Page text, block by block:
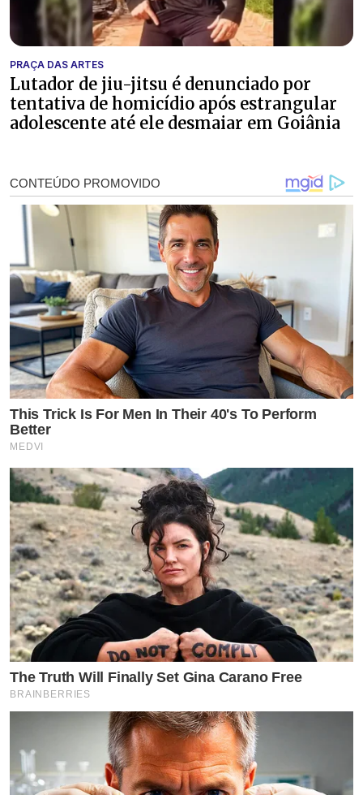
PRAÇA DAS ARTES
Lutador de jiu-jitsu é denunciado por
tentativa de homicídio após estrangular
adolescente até ele desmaiar em Goiânia